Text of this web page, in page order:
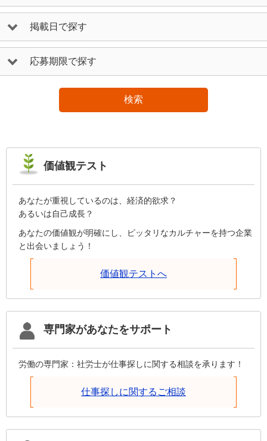
掲載日で探す
応募期限で探す
検索
価値観テスト
あなたが重視しているのは、経済的欲求？
あるいは自己成長？
あなたの価値観が明確にし、ピッタリなカルチャーを持つ企業
と出会いましょう！
価値観テストへ
専門家があなたをサポート
労働の専門家：社労士が仕事探しに関する相談を承ります！
仕事探しに関するご相談